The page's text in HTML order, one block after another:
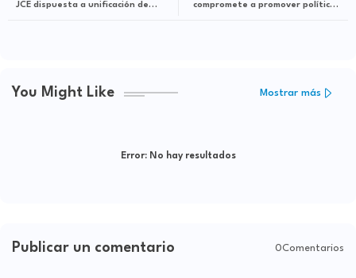
compromete a promover políticas
JCE dispuesta a unificación de
You Might Like Mostrar más
Error:No hay resultados
Publicar un comentario 0Comentarios